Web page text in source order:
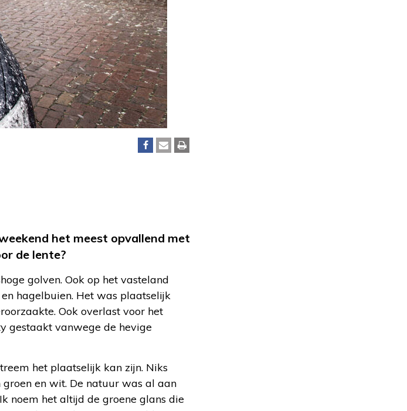
het meest opvallend met
de lente?
golven. Ook op het vasteland
hagelbuien. Het was plaatselijk
Ook overlast voor het
gestaakt vanwege de hevige
het plaatselijk kan zijn. Niks
en wit. De natuur was al aan
noem het altijd de groene glans die